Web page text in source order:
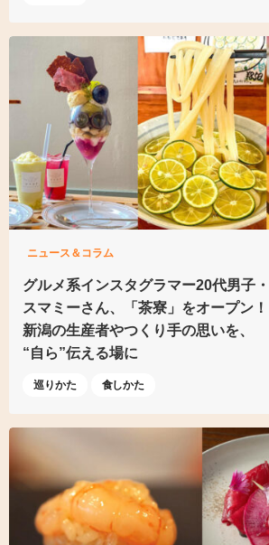
ニュース＆コラム
グルメ系インスタグラマー20代男子・
スマミーさん、「茶寮」をオープン！
新潟の生産者やつくり手の思いを、
“自ら”伝える場に
巡りかた 食しかた